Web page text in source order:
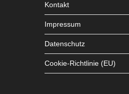
Kontakt
Impressum
Datenschutz
Cookie-Richtlinie (EU)